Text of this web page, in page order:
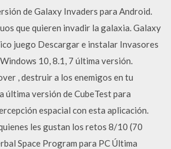
de Galaxy Invaders para Android.
que quieren invadir la galaxia. Galaxy
juego Descargar e instalar Invasores
10, 8.1, 7 última versión.
, destruir a los enemigos en tu
última versión de CubeTest para
espacial con esta aplicación.
les gustan los retos 8/10 (70
Space Program para PC Última